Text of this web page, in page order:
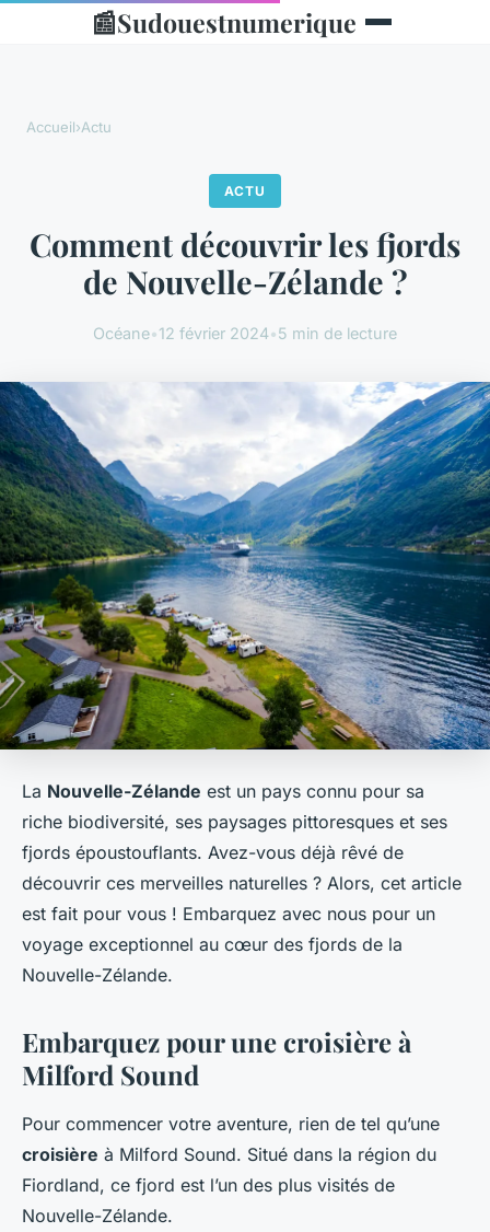
📰Sudouestnumerique
Accueil›Actu
ACTU
Comment découvrir les fjords
de Nouvelle-Zélande ?
Océane•12 février 2024•5 min de lecture
La Nouvelle-Zélande est un pays connu pour sa
riche biodiversité, ses paysages pittoresques et ses
fjords époustouflants. Avez-vous déjà rêvé de
découvrir ces merveilles naturelles ? Alors, cet article
est fait pour vous ! Embarquez avec nous pour un
voyage exceptionnel au cœur des fjords de la
Nouvelle-Zélande.
Embarquez pour une croisière à
Milford Sound
Pour commencer votre aventure, rien de tel qu’une
croisière à Milford Sound. Situé dans la région du
Fiordland, ce fjord est l’un des plus visités de
Nouvelle-Zélande.